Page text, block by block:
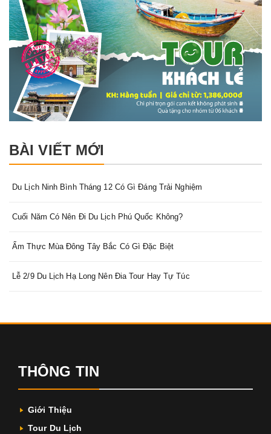
BÀI VIẾT MỚI
Du Lịch Ninh Bình Tháng 12 Có Gì Đáng Trải Nghiệm
Cuối Năm Có Nên Đi Du Lịch Phú Quốc Không?
Ẩm Thực Mùa Đông Tây Bắc Có Gì Đặc Biệt
Lễ 2/9 Du Lịch Hạ Long Nên Đia Tour Hay Tự Túc
THÔNG TIN
Giới Thiệu
Tour Du Lịch